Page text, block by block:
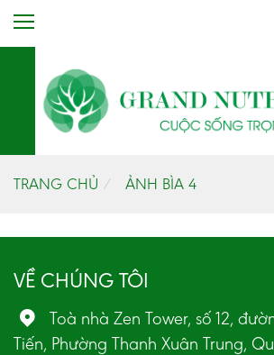
TRANG CHỦ ẢNH BÌA 4
VỀ CHÚNG TÔI
Toà nhà Zen Tower, số 12,
Tiến, Phường Thanh Xuân Trung,